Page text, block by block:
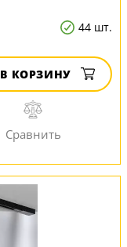
44 шт.
В КОРЗИНУ